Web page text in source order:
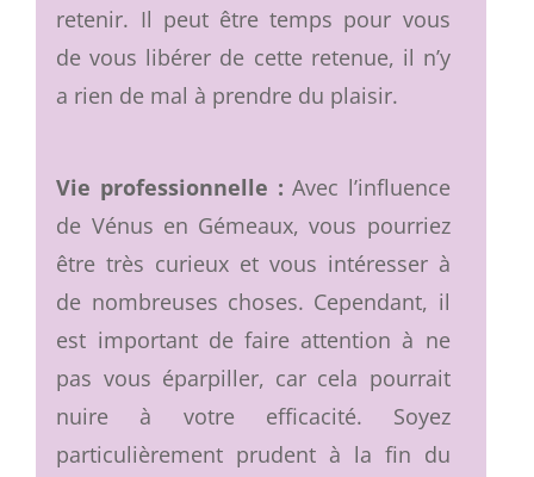
retenir. Il peut être temps pour vous
de vous libérer de cette retenue, il n’y
a rien de mal à prendre du plaisir.
Vie professionnelle : Avec l’influence
de Vénus en Gémeaux, vous pourriez
être très curieux et vous intéresser à
de nombreuses choses. Cependant, il
est important de faire attention à ne
pas vous éparpiller, car cela pourrait
nuire à votre efficacité. Soyez
particulièrement prudent à la fin du